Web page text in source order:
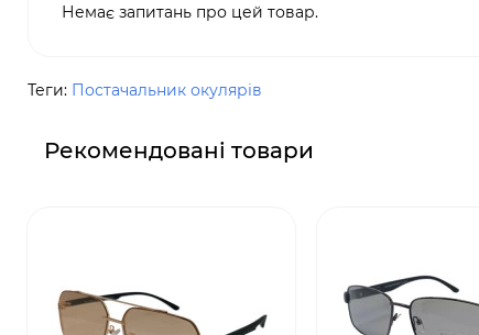
Немає запитань про цей товар.
Теги: Постачальник окулярів
Рекомендовані товари